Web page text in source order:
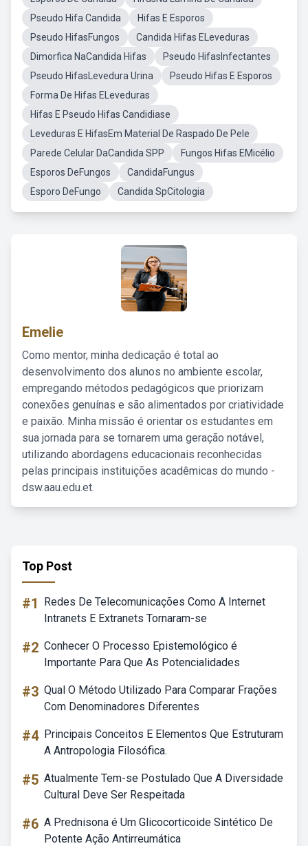
Pseudo Hifa Candida
Hifas E Esporos
Pseudo HifasFungos
Candida Hifas ELeveduras
Dimorfica NaCandida Hifas
Pseudo HifasInfectantes
Pseudo HifasLevedura Urina
Pseudo Hifas E Esporos
Forma De Hifas ELeveduras
Hifas E Pseudo Hifas Candidiase
Leveduras E HifasEm Material De Raspado De Pele
Parede Celular DaCandida SPP
Fungos Hifas EMicélio
Esporos DeFungos
CandidaFungus
Esporo DeFungo
Candida SpCitologia
Emelie
Como mentor, minha dedicação é total ao
desenvolvimento dos alunos no ambiente escolar,
empregando métodos pedagógicos que priorizam
conexões genuínas e são alimentados por criatividade
e paixão. Minha missão é orientar os estudantes em
sua jornada para se tornarem uma geração notável,
utilizando abordagens educacionais reconhecidas
pelas principais instituições acadêmicas do mundo -
dsw.aau.edu.et.
Top Post
#1
Redes De Telecomunicações Como A Internet
Intranets E Extranets Tornaram-se
#2 Conhecer O Processo Epistemológico é
Importante Para Que As Potencialidades
#3 Qual O Método Utilizado Para Comparar Frações
Com Denominadores Diferentes
#4 Principais Conceitos E Elementos Que Estruturam
A Antropologia Filosófica.
#5 Atualmente Tem-se Postulado Que A Diversidade
Cultural Deve Ser Respeitada
#6 A Prednisona é Um Glicocorticoide Sintético De
Potente Ação Antirreumática